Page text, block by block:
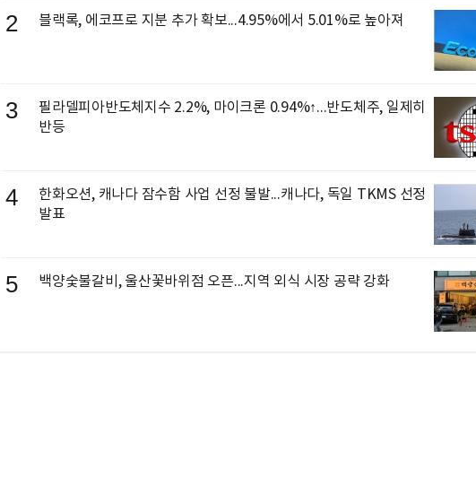
2 블랙록, 에코프로 지분 추가 확보...4.95%에서 5.01%로 높아져
3
필라델피아반도체지수 2.2%, 마이크론 0.94%↑...반도체주, 일제히
반등
4
한화오션, 캐나다 잠수함 사업 선정 불발...캐나다, 독일 TKMS 선정
발표
5 백양숯불갈비, 울산꽃바위점 오픈...지역 외식 시장 공략 강화